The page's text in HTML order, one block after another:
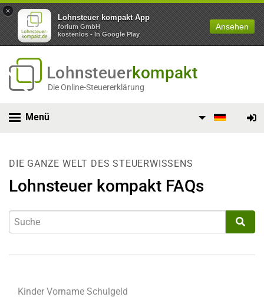
×
Lohnsteuer kompakt App
forium GmbH
kostenlos - In Google Play
Ansehen
Lohnsteuerkompakt
Die Online-Steuererklärung
Menü
DIE GANZE WELT DES STEUERWISSENS
Lohnsteuer kompakt FAQs
Kinder Vorname Schulgeld